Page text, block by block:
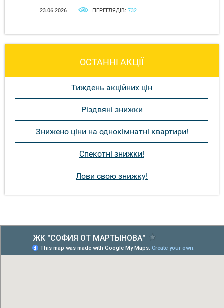
23.06.2026 ПЕРЕГЛЯДІВ: 732
ОСТАННІ АКЦІЇ
Тиждень акційних цін
Різдвяні знижки
Знижено ціни на однокімнатні квартири!
Спекотні знижки!
Лови свою знижку!